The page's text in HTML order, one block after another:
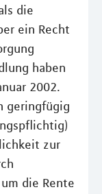
die
ein Recht
haben
2002.
geringfügig
zur
die Rente